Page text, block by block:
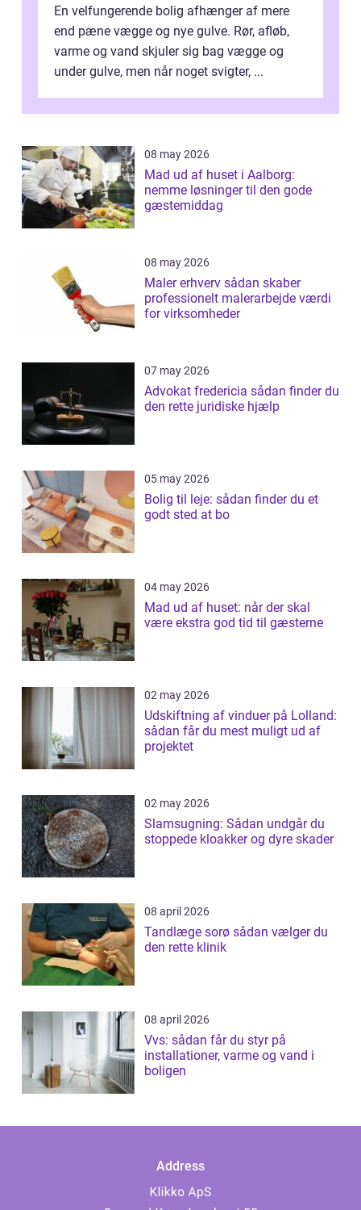
En velfungerende bolig afhænger af mere
end pæne vægge og nye gulve. Rør, afløb,
varme og vand skjuler sig bag vægge og
under gulve, men når noget svigter, ...
08 may 2026
Mad ud af huset i Aalborg:
nemme løsninger til den gode
gæstemiddag
08 may 2026
Maler erhverv sådan skaber
professionelt malerarbejde værdi
for virksomheder
07 may 2026
Advokat fredericia sådan finder du
den rette juridiske hjælp
05 may 2026
Bolig til leje: sådan finder du et
godt sted at bo
04 may 2026
Mad ud af huset: når der skal
være ekstra god tid til gæsterne
02 may 2026
Udskiftning af vinduer på Lolland:
sådan får du mest muligt ud af
projektet
02 may 2026
Slamsugning: Sådan undgår du
stoppede kloakker og dyre skader
08 april 2026
Tandlæge sorø sådan vælger du
den rette klinik
08 april 2026
Vvs: sådan får du styr på
installationer, varme og vand i
boligen
Address